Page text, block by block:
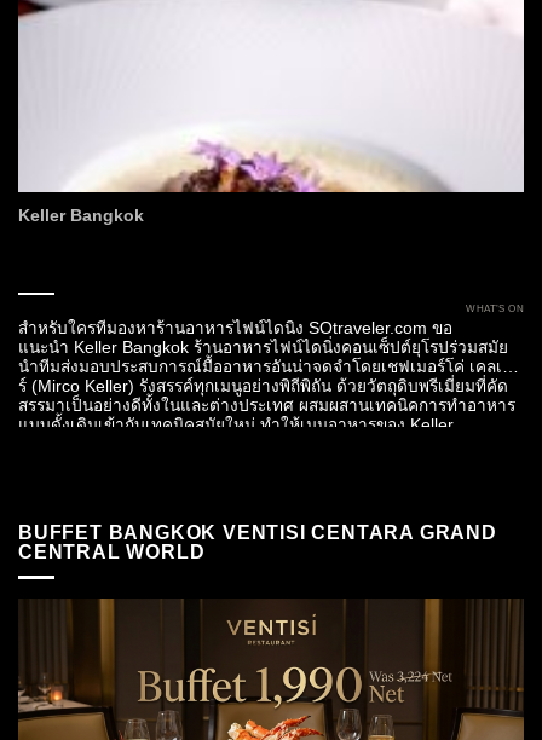
Keller Bangkok
WHAT’S ON
สำหรับใครที่มองหาร้านอาหารไฟน์ไดนิ่ง SOtraveler.com ขอ
แนะนำ Keller Bangkok ร้านอาหารไฟน์ไดนิ่งคอนเซ็ปต์ยุโรปร่วมสมัย
นำทีมส่งมอบประสบการณ์มื้ออาหารอันน่าจดจำโดยเชฟเมอร์โค่ เคลเลอ
ร์ (Mirco Keller) รังสรรค์ทุกเมนูอย่างพิถีพิถัน ด้วยวัตถุดิบพรีเมี่ยมที่คัด
สรรมาเป็นอย่างดีทั้งในและต่างประเทศ ผสมผสานเทคนิคการทําอาหาร
แบบดั้งเดิมเข้ากับเทคนิคสมัยใหม่ ทำให้เมนูอาหารของ Keller
BUFFET BANGKOK VENTISI CENTARA GRAND
CENTRAL WORLD